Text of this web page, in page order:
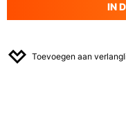
IN
Toevoegen aan